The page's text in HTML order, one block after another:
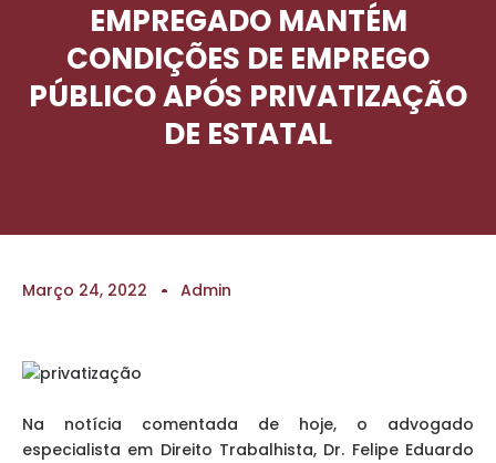
EMPREGADO MANTÉM
CONDIÇÕES DE EMPREGO
PÚBLICO APÓS PRIVATIZAÇÃO
DE ESTATAL
Março 24, 2022 Admin
Na notícia comentada de hoje, o advogado
especialista em Direito Trabalhista, Dr. Felipe Eduardo